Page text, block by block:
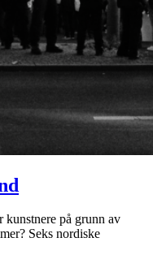
på grunn av
Seks nordiske